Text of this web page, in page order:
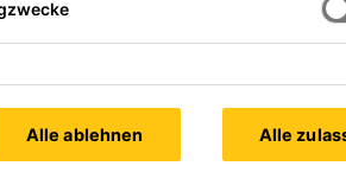
Alle ablehnen Alle